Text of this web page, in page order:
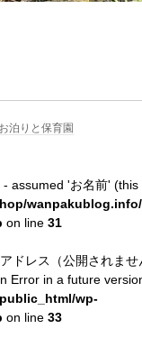
お泊りと保育園
assumed 'お名前'
on line 31
ドレス（公開されま
Error in a future
wp-
on line 33